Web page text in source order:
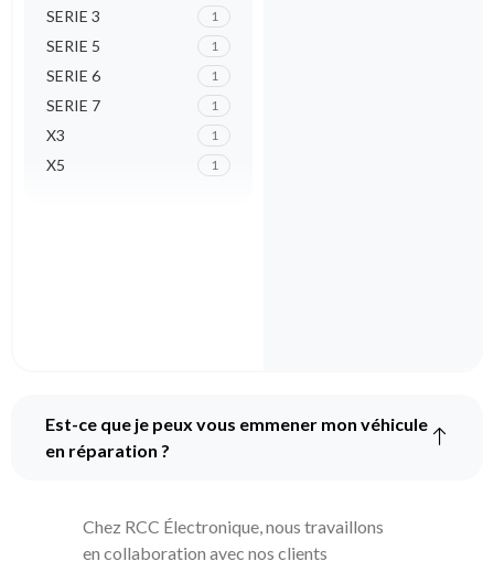
SERIE 3 1
SERIE 5 1
SERIE 6 1
SERIE 7 1
X3 1
X5 1
Est-ce que je peux vous emmener mon véhicule
en réparation ?
Chez RCC Électronique, nous travaillons
en collaboration avec nos clients